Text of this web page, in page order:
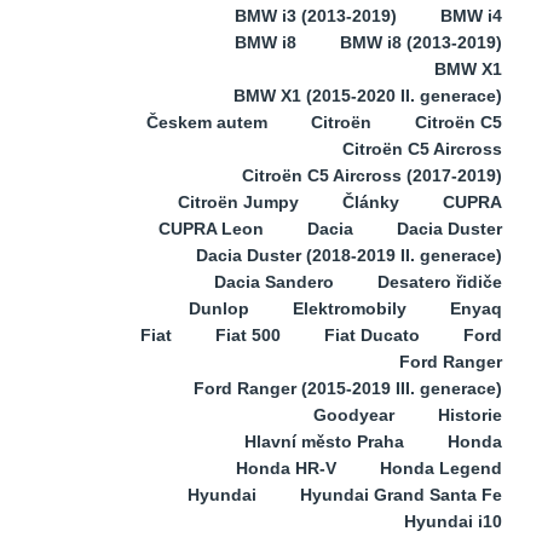
BMW i3 (2013-2019)
BMW i4
BMW i8
BMW i8 (2013-2019)
BMW X1
BMW X1 (2015-2020 II. generace)
Českem autem
Citroën
Citroën C5
Citroën C5 Aircross
Citroën C5 Aircross (2017-2019)
Citroën Jumpy
Články
CUPRA
CUPRA Leon
Dacia
Dacia Duster
Dacia Duster (2018-2019 II. generace)
Dacia Sandero
Desatero řidiče
Dunlop
Elektromobily
Enyaq
Fiat
Fiat 500 Fiat Ducato
Ford
Ford Ranger
Ford Ranger (2015-2019 III. generace)
Goodyear
Historie
Hlavní město Praha
Honda
Honda HR-V
Honda Legend
Hyundai
Hyundai Grand Santa Fe
Hyundai i10